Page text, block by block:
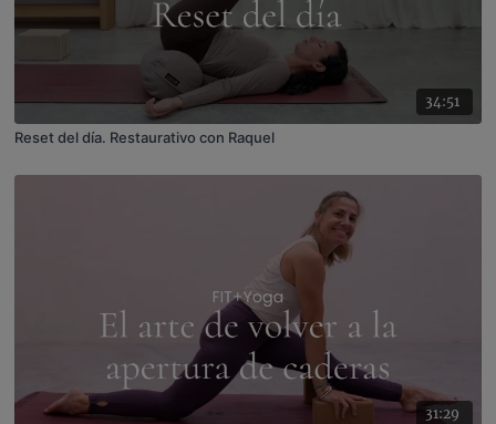
34:51
Reset del día. Restaurativo con Raquel
31:29